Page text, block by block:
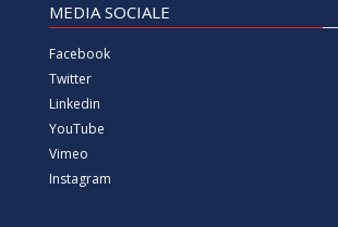
MEDIA SOCIALE
Facebook
Twitter
Linkedin
YouTube
Vimeo
Instagram